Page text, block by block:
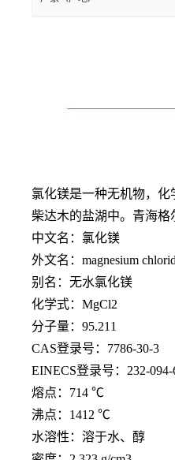
氯化镁是一种无机物，化
柴达木的盐湖中。青海格
中文名：氯化镁
外文名： magnesium
别名：无水氯化镁
化学式： MgCl2
分子量： 95.211
CAS登录号：7786-30-3
EINECS登录号：232-094-
熔点： 714 ℃
沸点： 1412 ℃
水溶性：溶于水、醇